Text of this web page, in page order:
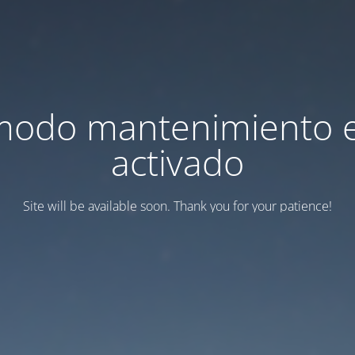
mantenimiento
activado
Site will be available soon. Thank you for your patience!